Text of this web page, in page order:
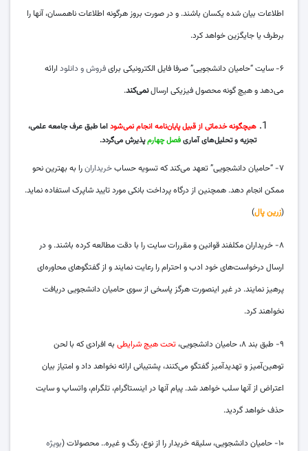
اطلاعات بیان شده یکسان باشند. و در صورت بروز هرگونه اطلاعات ناهمسان، آنها را
برطرف یا جایگزین خواهد کرد.
۶- سایت “حامیان دانشجویی” صرفا فایل الکترونیکی برای فروش و دانلود ارائه
می‌دهد و هیچ گونه محصول فیزیکی ارسالنمی‌کند.
هیچگونه خدماتی از قبیل پایان‌نامه انجام نمی‌شوداما طبق عرف جامعه علمی،
تجزیه و تحلیل‌های آماریفصل چهارمپذیرش می‌گردد.
۷- “حامیان دانشجویی” تعهد می‌کند که تسویه حساب خریدارانرا به بهترین نحو
ممکن انجام دهد. همچنین از درگاه پرداخت بانکی مورد تایید شاپرک استفاده نماید.
(زرین پال)
۸- خریداران مکلفند قوانین و مقررات سایت را با دقت مطالعه کرده باشند. و در
ارسال درخواست‌های خود ادب و احترام را رعایت نمایند و از گفتگوهای محاوره‌ای
پرهیز نمایند. در غیر اینصورت هرگز پاسخی از سوی حامیان دانشجویی دریافت
نخواهند کرد.
۹- طبق بند ۸، حامیان دانشجویی، تحت هیچ شرایطی به افرادی که با لحن
توهین‌آمیز و تهدیدآمیز گفتگو می‌کنند، پشتیبانی ارائه نخواهد داد و امتیاز بیان
اعتراض از آنها سلب خواهد شد. پیام آنها در اینستاگرام، تلگرام، واتساپ و سایت
حذف خواهد گردید.
۱۰- حامیان دانشجویی، سلیقه خریدار را از نوع، رنگ و غیره.. محصولات (
بویژه